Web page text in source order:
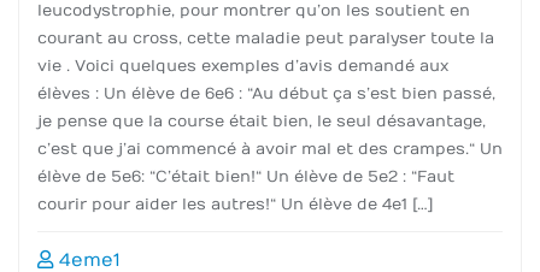
leucodystrophie, pour montrer qu’on les soutient en
courant au cross, cette maladie peut paralyser toute la
vie . Voici quelques exemples d’avis demandé aux
élèves : Un élève de 6e6 : “Au début ça s’est bien passé,
je pense que la course était bien, le seul désavantage,
c’est que j’ai commencé à avoir mal et des crampes.“ Un
élève de 5e6 : “C’était bien !“ Un élève de 5e2 : “Faut
courir pour aider les autres !“ Un élève de 4e1 […]
4eme1